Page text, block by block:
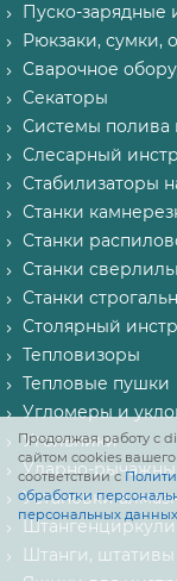
Продолжая работу с
сайтом cookies
соответствии с
обработки
персональных данных
Пуско-зарядные
Рюкзаки, сумки,
Сварочное
Секаторы
Системы
Слесарный
Стабилизаторы
Станки
Станки
Станки
Станки
Столярный
Тепловизоры
Тепловые пушки
Угломеры и
Угольники
Ударно-
Установки
Штангенциркули
Штанги,